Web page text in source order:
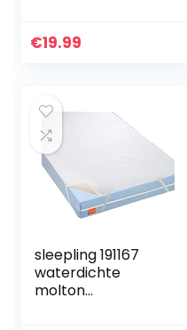
verkrijgbaar – 180
€19.99
sleepling 191167
waterdichte
molton